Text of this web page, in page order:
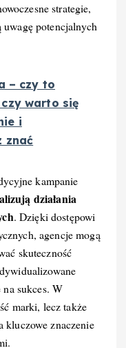
strategie,
potencjalnych
– czy to
warto się
i
znać
kampanie
działania
. Dzięki dostępowi
agencje mogą
skuteczność
na sukces. W
marki, lecz także
kluczowe znaczenie